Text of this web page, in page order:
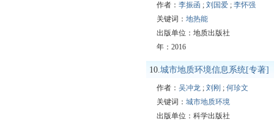
作者： 李振函 ; 刘国爱 ; 李怀强
关键词： 地热能
出版单位：地质出版社
年：2016
10.城市地质环境信息系统[专著]
作者： 吴冲龙 ; 刘刚 ; 何珍文
关键词： 城市地质环境
出版单位：科学出版社